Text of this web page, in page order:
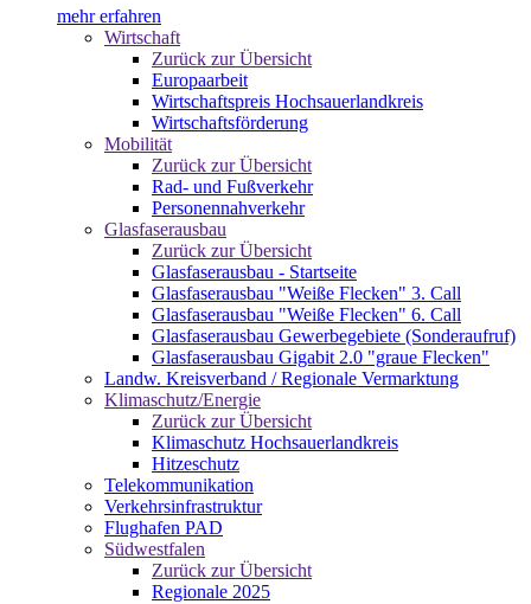
mehr erfahren
Wirtschaft
Zurück zur Übersicht
Europaarbeit
Wirtschaftspreis Hochsauerlandkreis
Wirtschaftsförderung
Mobilität
Zurück zur Übersicht
Rad- und Fußverkehr
Personennahverkehr
Glasfaserausbau
Zurück zur Übersicht
Glasfaserausbau - Startseite
Glasfaserausbau "Weiße Flecken" 3. Call
Glasfaserausbau "Weiße Flecken" 6. Call
Glasfaserausbau Gewerbegebiete (Sonderaufruf)
Glasfaserausbau Gigabit 2.0 "graue Flecken"
Landw. Kreisverband / Regionale Vermarktung
Klimaschutz/Energie
Zurück zur Übersicht
Klimaschutz Hochsauerlandkreis
Hitzeschutz
Telekommunikation
Verkehrsinfrastruktur
Flughafen PAD
Südwestfalen
Zurück zur Übersicht
Regionale 2025